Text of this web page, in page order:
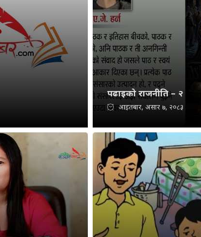
पढाइको राजनीति – २
आइतबार, असार ७, २०८३